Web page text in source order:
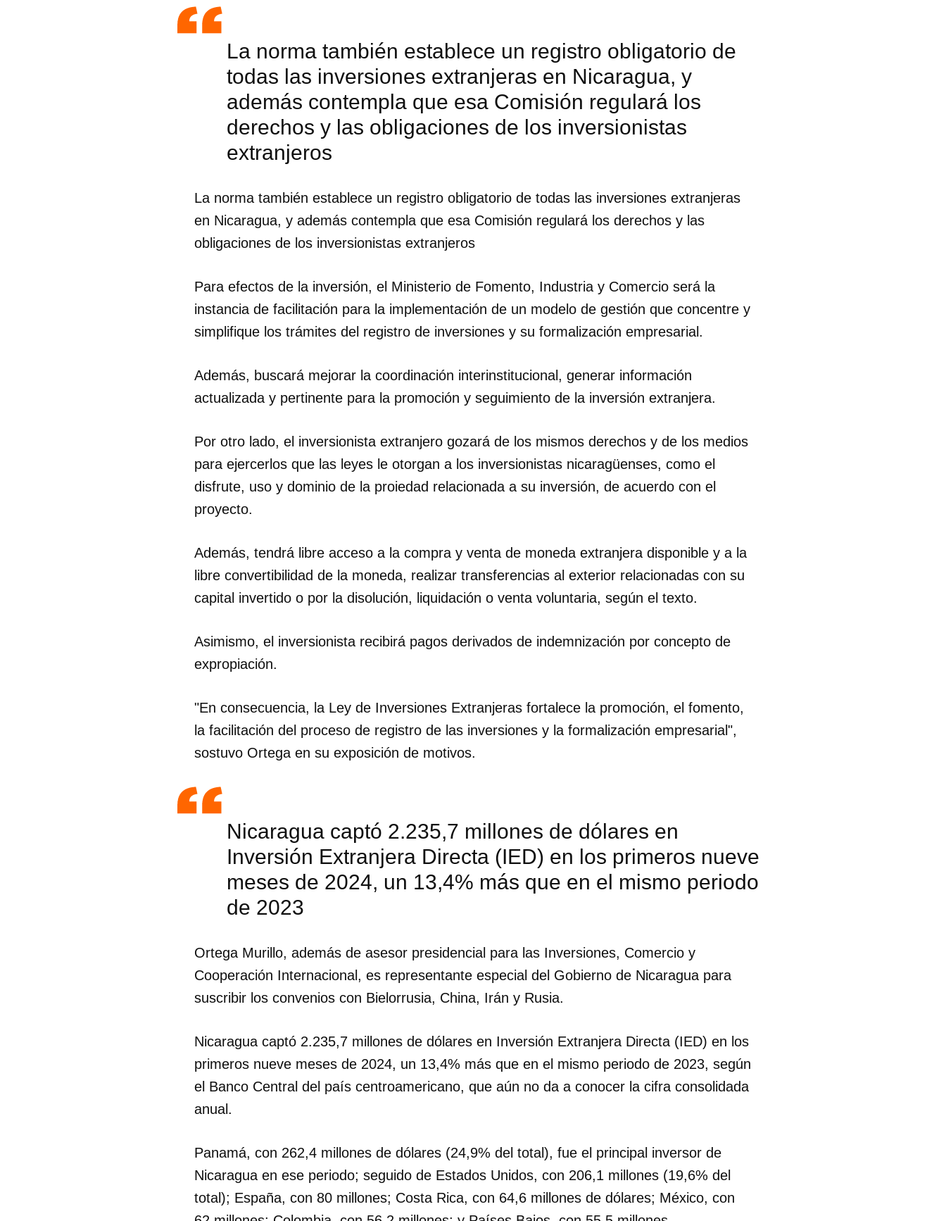
Guardar como favorito
Para poder guardar como favorito, primero has de iniciar sesión con tu
INICIAR SESIÓN CANCELAR
La norma también establece un registro obligatorio de
todas las inversiones extranjeras en Nicaragua, y
además contempla que esa Comisión regulará los
derechos y las obligaciones de los inversionistas
extranjeros
La norma también establece un registro obligatorio de todas las inversiones extranjeras
en Nicaragua, y además contempla que esa Comisión regulará los derechos y las
obligaciones de los inversionistas extranjeros
Para efectos de la inversión, el Ministerio de Fomento, Industria y Comercio será la
instancia de facilitación para la implementación de un modelo de gestión que concentre y
simplifique los trámites del registro de inversiones y su formalización empresarial.
Además, buscará mejorar la coordinación interinstitucional, generar información
actualizada y pertinente para la promoción y seguimiento de la inversión extranjera.
Por otro lado, el inversionista extranjero gozará de los mismos derechos y de los medios
para ejercerlos que las leyes le otorgan a los inversionistas nicaragüenses, como el
disfrute, uso y dominio de la proiedad relacionada a su inversión, de acuerdo con el
proyecto.
Además, tendrá libre acceso a la compra y venta de moneda extranjera disponible y a la
libre convertibilidad de la moneda, realizar transferencias al exterior relacionadas con su
capital invertido o por la disolución, liquidación o venta voluntaria, según el texto.
Asimismo, el inversionista recibirá pagos derivados de indemnización por concepto de
expropiación.
"En consecuencia, la Ley de Inversiones Extranjeras fortalece la promoción, el fomento,
la facilitación del proceso de registro de las inversiones y la formalización empresarial",
sostuvo Ortega en su exposición de motivos.
Nicaragua captó 2.235,7 millones de dólares en
Inversión Extranjera Directa (IED) en los primeros nueve
meses de 2024, un 13,4% más que en el mismo periodo
de 2023
Ortega Murillo, además de asesor presidencial para las Inversiones, Comercio y
Cooperación Internacional, es representante especial del Gobierno de Nicaragua para
suscribir los convenios con Bielorrusia, China, Irán y Rusia.
Nicaragua captó 2.235,7 millones de dólares en Inversión Extranjera Directa (IED) en los
primeros nueve meses de 2024, un 13,4% más que en el mismo periodo de 2023, según
el Banco Central del país centroamericano, que aún no da a conocer la cifra consolidada
anual.
Panamá, con 262,4 millones de dólares (24,9% del total), fue el principal inversor de
Nicaragua en ese periodo; seguido de Estados Unidos, con 206,1 millones (19,6% del
total); España, con 80 millones; Costa Rica, con 64,6 millones de dólares; México, con